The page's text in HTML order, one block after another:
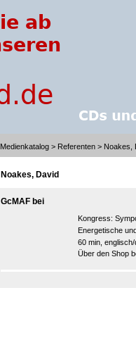
Medienkatalog > Referenten > Noakes,
Noakes, David
GcMAF bei
Kongress:
Energetische
60 min,
Über den Shop